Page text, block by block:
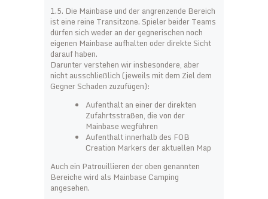
1.5. Die Mainbase und der angrenzende Bereich
ist eine reine Transitzone. Spieler beider Teams
dürfen sich weder an der gegnerischen noch
eigenen Mainbase aufhalten oder direkte Sicht
darauf haben.
Darunter verstehen wir insbesondere, aber
nicht ausschließlich (jeweils mit dem Ziel dem
Gegner Schaden zuzufügen):
Aufenthalt an einer der direkten
Zufahrtsstraßen, die von der
Mainbase wegführen
Aufenthalt innerhalb des FOB
Creation Markers der aktuellen Map
Auch ein Patrouillieren der oben genannten
Bereiche wird als Mainbase Camping
angesehen.